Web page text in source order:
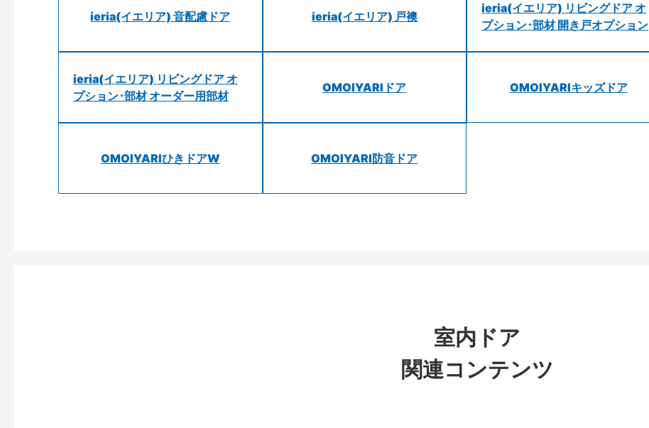
ieria(イエリア) 音配慮ドア ieria(イエリア) 戸襖
ieria(イエリア) リビングドア オ
プション･部材 開き戸オプション
ieria(イエリア) リビングドア オ
プション･部材 オーダー用部材
OMOIYARIドア OMOIYARIキッズドア
OMOIYARIひきドアW OMOIYARI防音ドア
室内ドア
関連コンテンツ